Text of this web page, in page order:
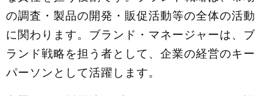
の調査・製品の開発・販促活動等の全体の活動
に関わります。ブランド・マネージャーは、ブ
ランド戦略を担う者として、企業の経営のキー
パーソンとして活躍します。